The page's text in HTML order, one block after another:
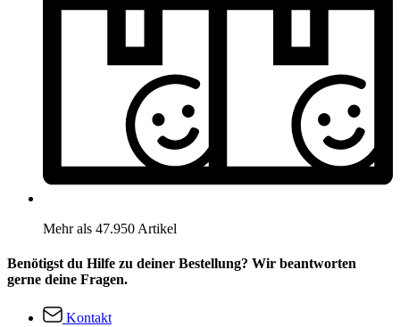
Mehr als 47.950 Artikel
Benötigst du Hilfe zu deiner Bestellung? Wir beantworten
gerne deine Fragen.
Kontakt